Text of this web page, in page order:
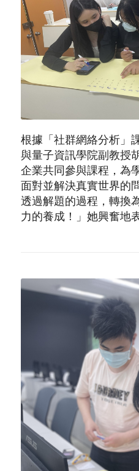
根據「社群網絡分析」
與量子資訊學院副教授
企業共同參與課程，為
面對並解決真實世界的
透過解題的過程，轉換
力的養成！」她興奮地表